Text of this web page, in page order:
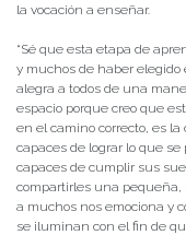
la vocación a enseñar.
“Sé que esta etapa de
y muchos de haber elegido
alegra a todos de una
espacio porque creo que
en el camino correcto, es
capaces de lograr lo que
capaces de cumplir sus
compartirles una pequeña,
a muchos nos emociona y
se iluminan con el fin de